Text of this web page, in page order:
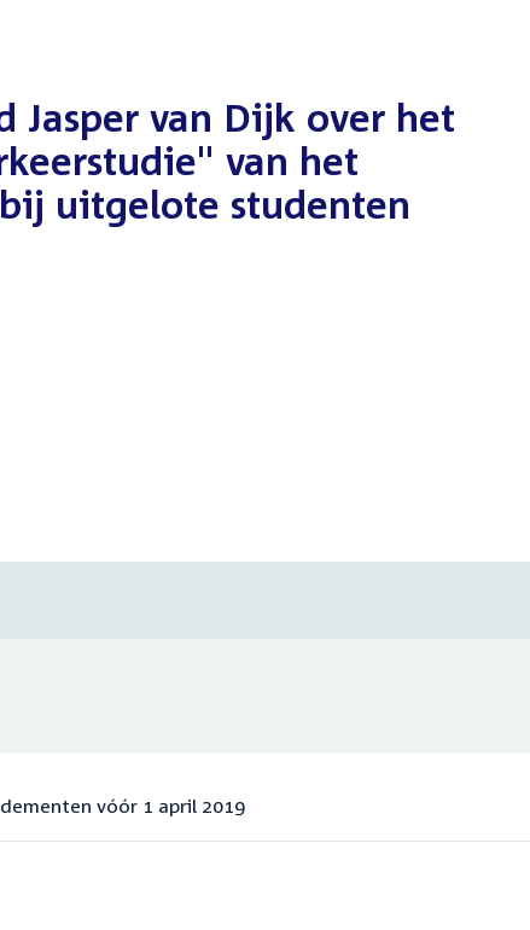
Jasper van Dijk over het
van het
uitgelote studenten
vóór 1 april 2019